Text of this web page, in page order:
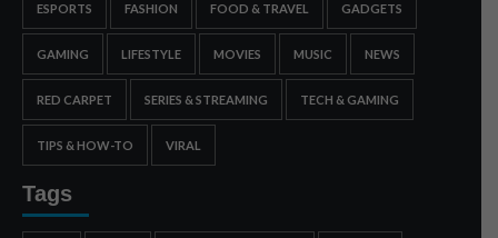
ESPORTS FASHION FOOD & TRAVEL GADGETS
GAMING LIFESTYLE MOVIES MUSIC NEWS
RED CARPET SERIES & STREAMING TECH & GAMING
TIPS & HOW-TO VIRAL
Tags